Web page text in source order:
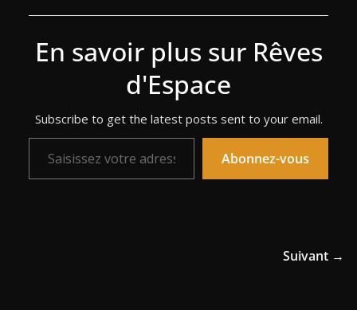
En savoir plus sur Rêves
d'Espace
Subscribe to get the latest posts sent to your email.
Saisissez votre adresse e-mail…
Abonnez-vous
Suivant →